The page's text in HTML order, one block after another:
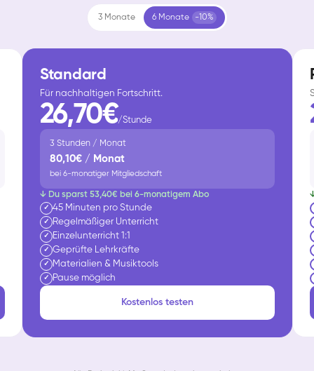
3 Monate 6 Monate -10%
Standard
Für nachhaltigen Fortschritt.
26,70€/Stunde
3 Stunden / Monat
80,10€ / Monat
bei 6-monatiger Mitgliedschaft
↓ Du sparst 53,40€ bei 6-monatigem Abo
✓ 45 Minuten pro Stunde
✓ Regelmäßiger Unterricht
✓ Einzelunterricht 1:1
✓ Geprüfte Lehrkräfte
✓ Materialien & Musiktools
✓ Pause möglich
Kostenlos testen